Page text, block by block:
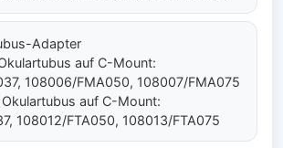
Adapter
auf C-Mount:
108006/FMA050, 108007/FMA075
auf C-Mount:
108012/FTA050, 108013/FTA075